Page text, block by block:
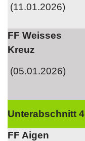
(11.01.2026)
FF Weisses
Kreuz
(05.01.2026)
Unterabschnitt 4
FF Aigen